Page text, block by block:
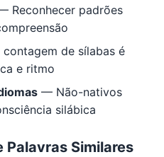
Reconhecer padrões
de sílabas é
e ritmo
— Não-nativos
silábica
Palavras Similares